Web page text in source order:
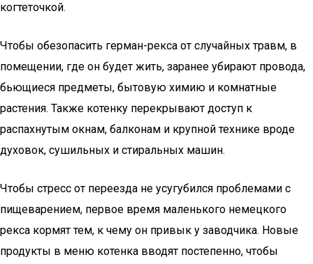
когтеточкой.
Чтобы обезопасить герман-рекса от случайных травм, в
помещении, где он будет жить, заранее убирают провода,
бьющиеся предметы, бытовую химию и комнатные
растения. Также котенку перекрывают доступ к
распахнутым окнам, балконам и крупной технике вроде
духовок, сушильных и стиральных машин.
Чтобы стресс от переезда не усугубился проблемами с
пищеварением, первое время маленького немецкого
рекса кормят тем, к чему он привык у заводчика. Новые
продукты в меню котенка вводят постепенно, чтобы